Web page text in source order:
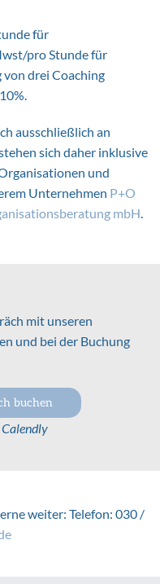
für
pro Stunde für
von drei Coaching
ausschließlich an
sich daher inklusive
und
Unternehmen P+O
mbH
mit unseren
und bei der Buchung
buchen
weiter: Telefon: 030 /